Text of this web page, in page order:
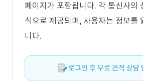
페이지가 포함됩니다. 각 통신사의
식으로 제공되며, 사용자는 정보를
니다.
로그인 후 무료 견적 상담